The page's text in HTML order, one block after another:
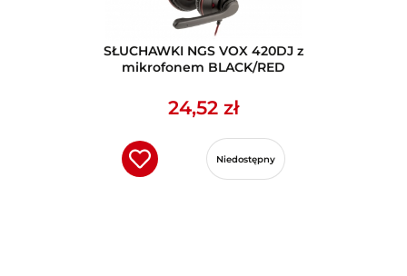
SŁUCHAWKI NGS VOX 420DJ z
mikrofonem BLACK/RED
24,52 zł
Niedostępny